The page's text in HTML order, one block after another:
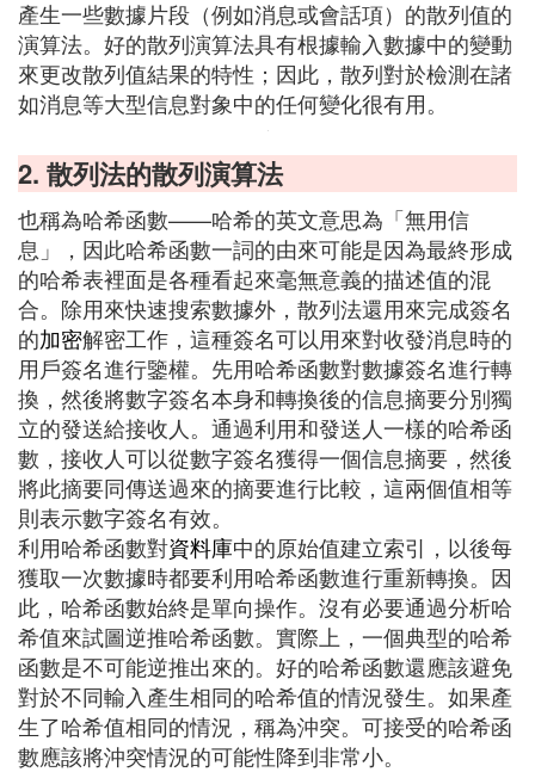
產生一些數據片段（例如消息或會話項）的散列值的
演算法。好的散列演算法具有根據輸入數據中的變動
來更改散列值結果的特性；因此，散列對於檢測在諸
如消息等大型信息對象中的任何變化很有用。
2. 散列法的散列演算法
也稱為哈希函數——哈希的英文意思為「無用信
息」，因此哈希函數一詞的由來可能是因為最終形成
的哈希表裡面是各種看起來毫無意義的描述值的混
合。除用來快速搜索數據外，散列法還用來完成簽名
的加密解密工作，這種簽名可以用來對收發消息時的
用戶簽名進行鑒權。先用哈希函數對數據簽名進行轉
換，然後將數字簽名本身和轉換後的信息摘要分別獨
立的發送給接收人。通過利用和發送人一樣的哈希函
數，接收人可以從數字簽名獲得一個信息摘要，然後
將此摘要同傳送過來的摘要進行比較，這兩個值相等
則表示數字簽名有效。
利用哈希函數對資料庫中的原始值建立索引，以後每
獲取一次數據時都要利用哈希函數進行重新轉換。因
此，哈希函數始終是單向操作。沒有必要通過分析哈
希值來試圖逆推哈希函數。實際上，一個典型的哈希
函數是不可能逆推出來的。好的哈希函數還應該避免
對於不同輸入產生相同的哈希值的情況發生。如果產
生了哈希值相同的情況，稱為沖突。可接受的哈希函
數應該將沖突情況的可能性降到非常小。